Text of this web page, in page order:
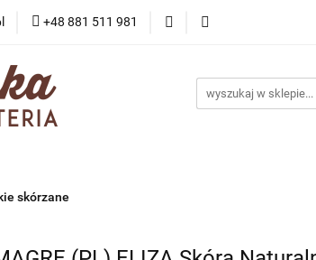
+48 881 511 981
NOWOŚCI PROMOCJE
I AKTUALNOŚCI
skórzane